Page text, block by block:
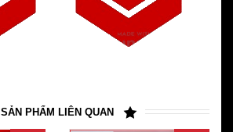
SẢN PHẨM LIÊN QUAN